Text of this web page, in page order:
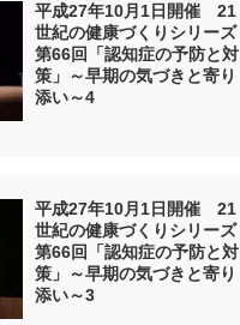
平成27年10月1日開催 21
世紀の健康づくりシリーズ
第66回「認知症の予防と対
策」～早期の気づきと寄り
添い～4
平成27年10月1日開催 21
世紀の健康づくりシリーズ
第66回「認知症の予防と対
策」～早期の気づきと寄り
添い～3